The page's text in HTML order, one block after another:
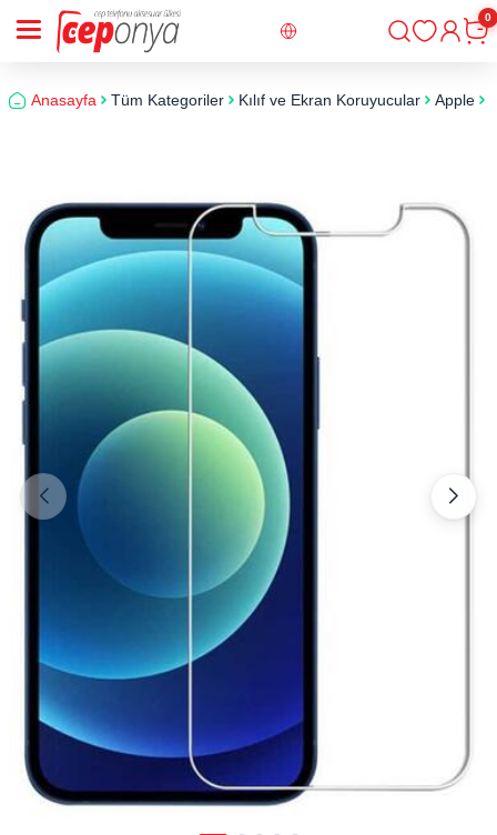
Giriş
0
Anasayfa Tüm Kategoriler Kılıf ve Ekran Koruyucular Apple